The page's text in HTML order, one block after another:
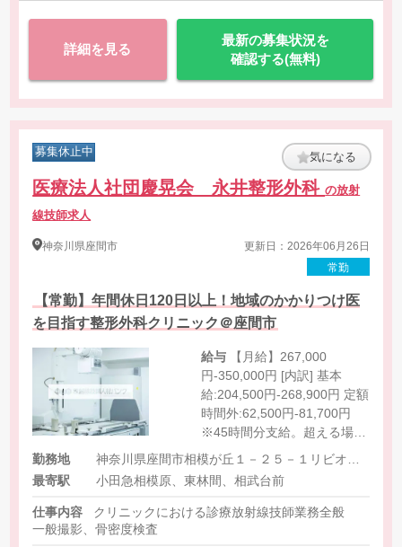
詳細を見る
最新の募集状況を
確認する(無料)
募集休止中 気になる
医療法人社団慶晃会 永井整形外科の放射
線技師求人
神奈川県座間市
更新日：2026年06月26日
常勤
【常勤】年間休日120日以上！地域のかかりつけ医
を目指す整形外科クリニック＠座間市
給与
円-350,000円 [内訳] 基本
給:204,500円-268,900円 定額
時間外:62,500円-81,700円
※45時間分支給。超える場合
の割増賃金は追加で支給
勤務地
神奈川県座間市相模が丘１－２５－１リビオタワー小田急相模原コモンズざま
最寄駅
小田急相模原、東林間、相武台前
仕事内容
クリニックにおける診療放射線技師業務全般
一般撮影、骨密度検査